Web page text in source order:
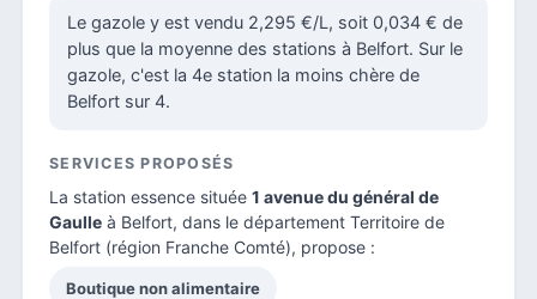
Le gazole y est vendu 2,295 €/L, soit 0,034 € de
plus que la moyenne des stations à Belfort. Sur le
gazole, c'est la 4e station la moins chère de
Belfort sur 4.
SERVICES PROPOSÉS
La station essence située 1 avenue du général de
Gaulle à Belfort, dans le département Territoire de
Belfort (région Franche Comté), propose :
Boutique non alimentaire